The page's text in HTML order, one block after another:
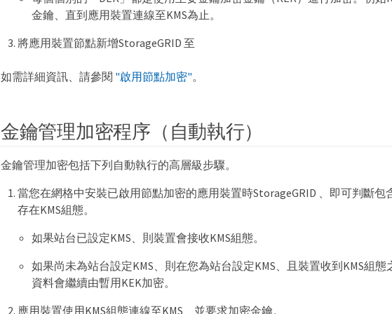
金鑰、直到應用裝置連線至KMS為止。
將應用裝置節點新增StorageGRID 至
如需詳細資訊、請參閱 "啟用節點加密"。
金鑰管理加密程序（自動執行）
金鑰管理加密包括下列自動執行的高層級步驟。
當您在網格中安裝已啟用節點加密的應用裝置時StorageGRID 、即可判斷包
存在KMS組態。
如果站台已設定KMS、則裝置會接收KMS組態。
如果尚未為站台設定KMS、則在您為站台設定KMS、且裝置收到KMS組
資料會繼續由暫用KEK加密。
應用裝置使用KMS組態連線至KMS、並要求加密金鑰。